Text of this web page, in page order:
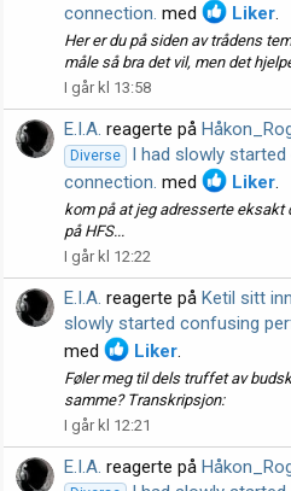
connection. med Liker.
Her er du på siden av trådens
måle så bra det vil, men det
I går kl 13:58
E.I.A. reagerte på
Diverse
I had slowly
connection. med Liker.
kom på at jeg adresserte eksakt
på HFS...
I går kl 12:22
E.I.A. reagerte på Ketil sitt
slowly started confusing
med
Liker.
Føler meg til dels truffet av
samme? Transkripsjon:
I går kl 12:21
E.I.A. reagerte på